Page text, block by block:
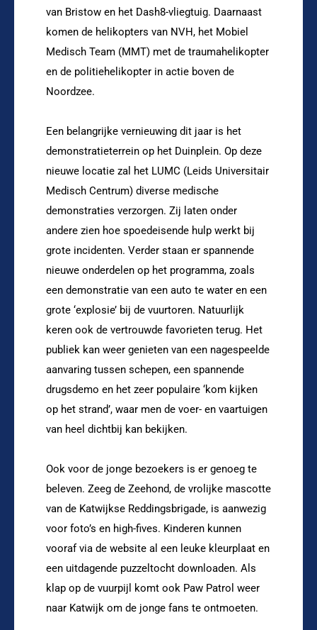
van Bristow en het Dash8-vliegtuig. Daarnaast
komen de helikopters van NVH, het Mobiel
Medisch Team (MMT) met de traumahelikopter
en de politiehelikopter in actie boven de
Noordzee.
Een belangrijke vernieuwing dit jaar is het
demonstratieterrein op het Duinplein. Op deze
nieuwe locatie zal het LUMC (Leids Universitair
Medisch Centrum) diverse medische
demonstraties verzorgen. Zij laten onder
andere zien hoe spoedeisende hulp werkt bij
grote incidenten. Verder staan er spannende
nieuwe onderdelen op het programma, zoals
een demonstratie van een auto te water en een
grote ‘explosie’ bij de vuurtoren. Natuurlijk
keren ook de vertrouwde favorieten terug. Het
publiek kan weer genieten van een nagespeelde
aanvaring tussen schepen, een spannende
drugsdemo en het zeer populaire ‘kom kijken
op het strand’, waar men de voer- en vaartuigen
van heel dichtbij kan bekijken.
Ook voor de jonge bezoekers is er genoeg te
beleven. Zeeg de Zeehond, de vrolijke mascotte
van de Katwijkse Reddingsbrigade, is aanwezig
voor foto’s en high-fives. Kinderen kunnen
vooraf via de website al een leuke kleurplaat en
een uitdagende puzzeltocht downloaden. Als
klap op de vuurpijl komt ook Paw Patrol weer
naar Katwijk om de jonge fans te ontmoeten.